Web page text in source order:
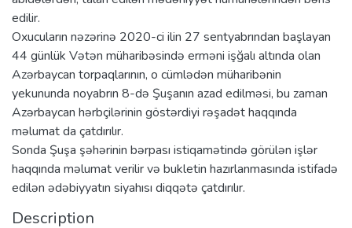
edilir.
Oxucuların nəzərinə 2020-ci ilin 27 sentyabrından başlayan
44 günlük Vətən müharibəsində erməni işğalı altında olan
Azərbaycan torpaqlarının, o cümlədən müharibənin
yekununda noyabrın 8-də Şuşanın azad edilməsi, bu zaman
Azərbaycan hərbçilərinin göstərdiyi rəşadət haqqında
məlumat da çatdırılır.
Sonda Şuşa şəhərinin bərpası istiqamətində görülən işlər
haqqında məlumat verilir və bukletin hazırlanmasında istifadə
edilən ədəbiyyatın siyahısı diqqətə çatdırılır.
Description